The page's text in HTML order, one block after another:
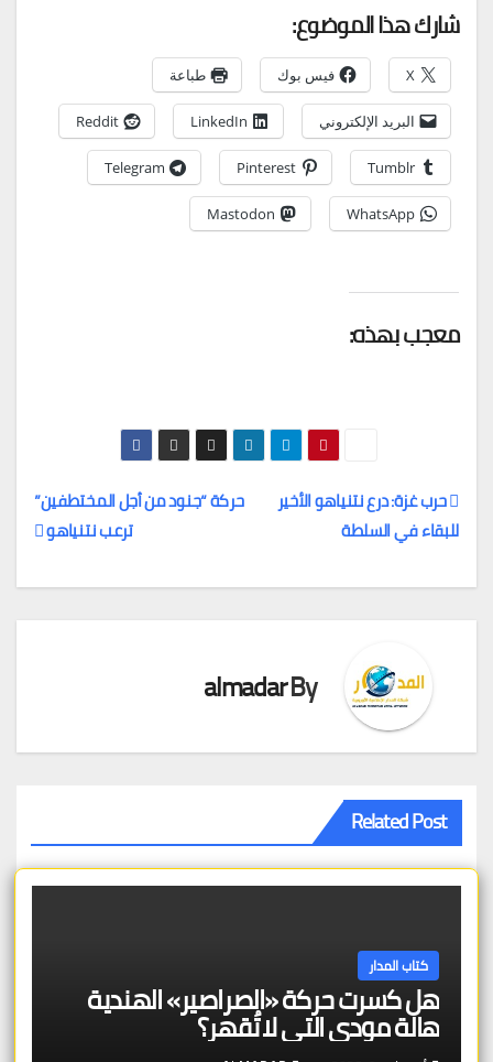
شارك هذا الموضوع:
X فيس بوك طباعة
البريد الإلكتروني LinkedIn
Reddit
Tumblr
Pinterest
Telegram
WhatsApp
Mastodon
معجب بهذه:
تصفّح
المقالات
حركة “جنود من أجل المختطفين”
ترعب نتنياهو
حرب غزة: درع نتنياهو الأخير
للبقاء في السلطة
By
almadar
Related Post
كتاب المدار
هل كسرت حركة «الصراصير» الهندية
هالة مودي التي لا تُقهر؟